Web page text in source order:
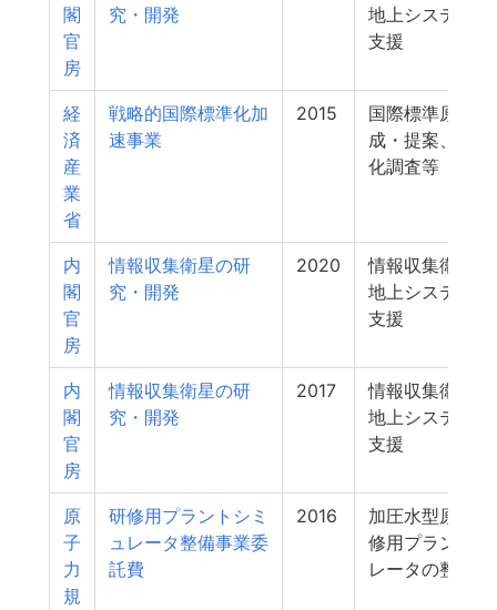
閣
官
房
究・開発
地上システムの
支援
経
済
産
業
省
戦略的国際標準化加
速事業
2015
国際標準原案の
成・提案、国
化調査等
内
閣
官
房
情報収集衛星の研
究・開発
2020
情報収集衛星に
地上システムの
支援
内
閣
官
房
情報収集衛星の研
究・開発
2017
情報収集衛星に
地上システムの
支援
原
子
力
規
研修用プラントシミ
ュレータ整備事業委
託費
2016
加圧水型原子
修用プラントシ
レータの整備